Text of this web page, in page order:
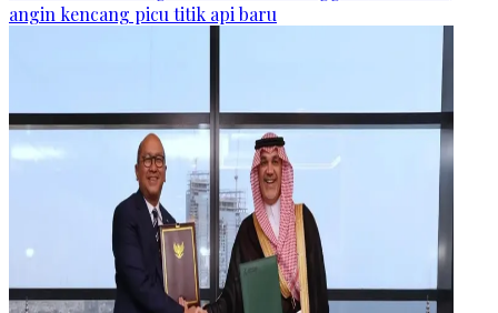
angin kencang picu titik api baru